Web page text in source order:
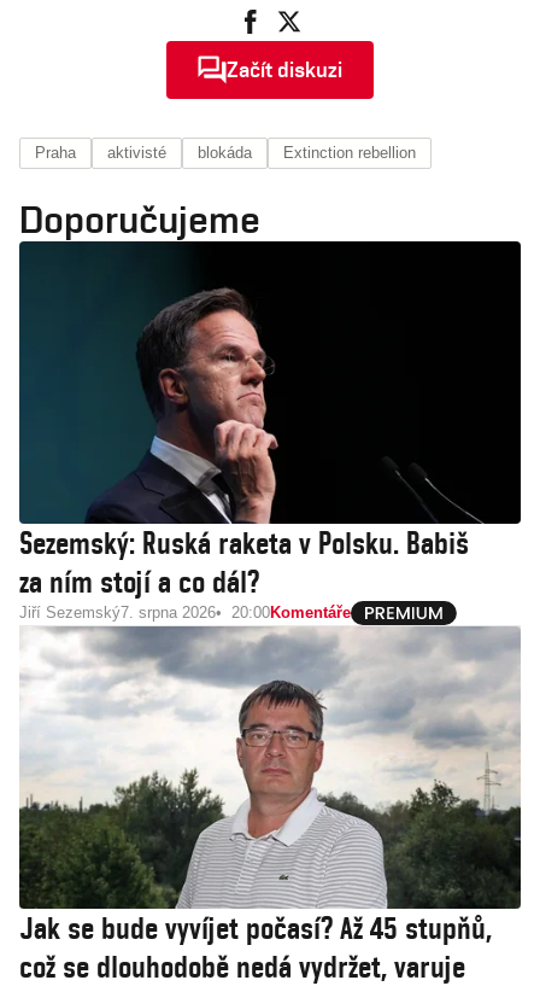
Začít diskuzi
Praha aktivisté blokáda Extinction rebellion
Doporučujeme
Sezemský: Ruská raketa v Polsku. Babiš
za ním stojí a co dál?
Jiří Sezemský7. srpna 2026 20:00Komentáře
Jak se bude vyvíjet počasí? Až 45 stupňů,
což se dlouhodobě nedá vydržet, varuje